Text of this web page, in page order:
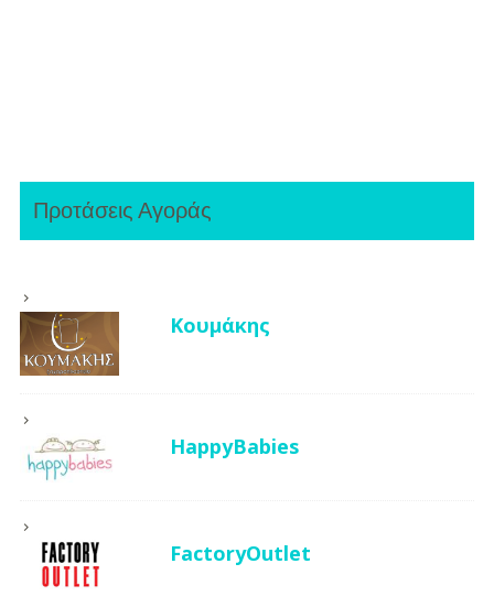
Προτάσεις Αγοράς
Κουμάκης
HappyBabies
FactoryOutlet